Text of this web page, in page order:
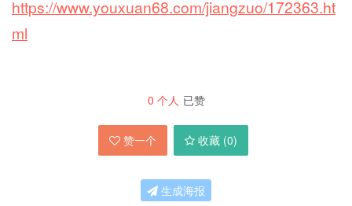
https://www.youxuan68.com/jiangzuo/172363.ht
ml
0 个人 已赞
赞一个 收藏 (0)
生成海报